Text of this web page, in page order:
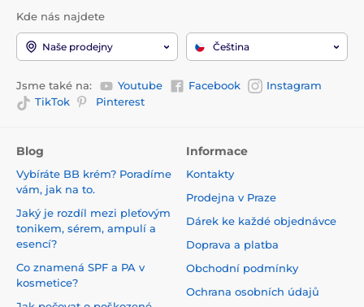
Kde nás najdete
Naše prodejny Čeština
Jsme také na: Youtube Facebook
Instagram
TikTok
Pinterest
Blog
Vybíráte BB krém? Poradíme
vám, jak na to.
Jaký je rozdíl mezi pleťovým
tonikem, sérem, ampulí a
esencí?
Co znamená SPF a PA v
kosmetice?
Informace
Kontakty
Prodejna v Praze
Dárek ke každé objednávce
Doprava a platba
Obchodní podmínky
Ochrana osobních údajů